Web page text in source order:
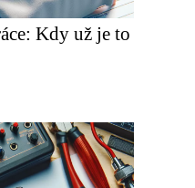
Kdy už je to